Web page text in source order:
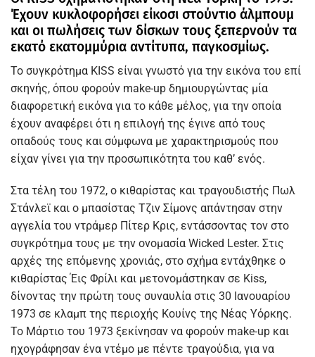
Έχουν κυκλοφορήσει είκοσι στούντιο άλμπουμ
και οι πωλήσεις των δίσκων τους ξεπερνούν τα
εκατό εκατομμύρια αντίτυπα, παγκοσμίως.
Το συγκρότημα KISS είναι γνωστό για την εικόνα του επί
σκηνής, όπου φορούν make-up δημιουργώντας μία
διαφορετική εικόνα για το κάθε μέλος, για την οποία
έχουν αναφέρει ότι η επιλογή της έγινε από τους
οπαδούς τους και σύμφωνα με χαρακτηρισμούς που
είχαν γίνει για την προσωπικότητα του καθ’ ενός.
Στα τέλη του 1972, ο κιθαρίστας και τραγουδιστής Πωλ
Στάνλεϊ και ο μπασίστας Τζιν Σίμονς απάντησαν στην
αγγελία του ντράμερ Πίτερ Κρις, εντάσσοντας τον στο
συγκρότημα τους με την ονομασία Wicked Lester. Στις
αρχές της επόμενης χρονιάς, στο σχήμα εντάχθηκε ο
κιθαρίστας Έις Φρίλι και μετονομάστηκαν σε Kiss,
δίνοντας την πρώτη τους συναυλία στις 30 Ιανουαρίου
1973 σε κλαμπ της περιοχής Κουίνς της Νέας Υόρκης.
Το Μάρτιο του 1973 ξεκίνησαν να φορούν make-up και
ηχογράφησαν ένα ντέμο με πέντε τραγούδια, για να